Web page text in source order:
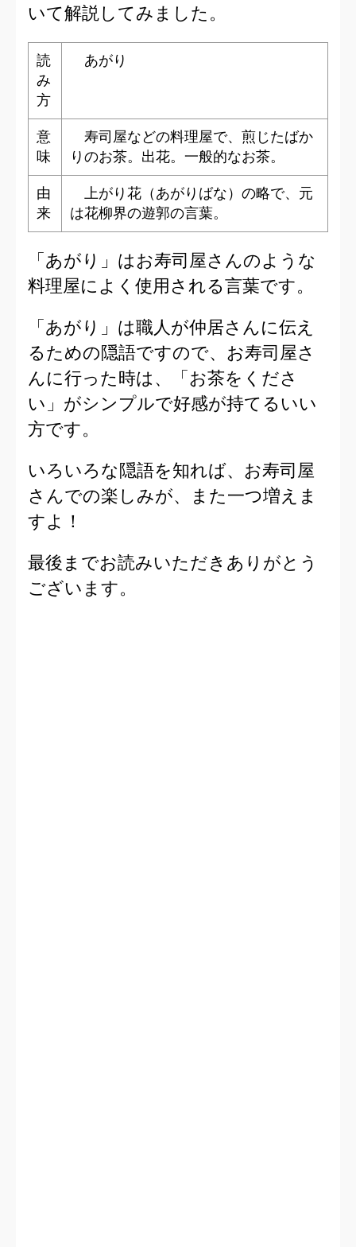
いて解説してみました。
読
み
方
あがり
意
味
寿司屋などの料理屋で、煎じたばか
りのお茶。出花。一般的なお茶。
由
来
上がり花（あがりばな）の略で、元
は花柳界の遊郭の言葉。
「あがり」はお寿司屋さんのような
料理屋によく使用される言葉です。
「あがり」は職人が仲居さんに伝え
るための隠語ですので、お寿司屋さ
んに行った時は、「お茶をくださ
い」がシンプルで好感が持てるいい
方です。
いろいろな隠語を知れば、お寿司屋
さんでの楽しみが、また一つ増えま
すよ！
最後までお読みいただきありがとう
ございます。